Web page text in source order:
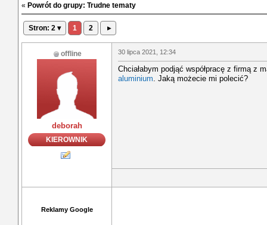
« Powrót do grupy: Trudne tematy
Stron: 2 ▾ 1 2 ▸
offline
deborah
KIEROWNIK
30 lipca 2021, 12:34
Chciałabym podjąć współpracę z firmą z
aluminium. Jaką możecie mi polecić?
Reklamy Google